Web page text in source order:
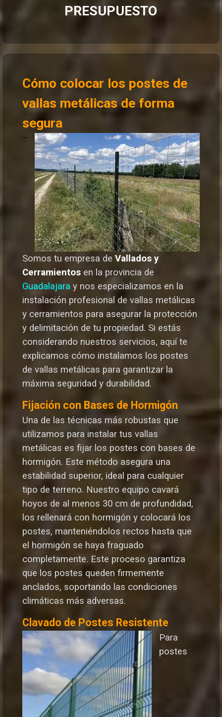
PRESUPUESTO
Cómo colocar los postes de
vallas metálicas de forma
segura
Somos tu empresa de Vallados y
Cerramientos en la provincia de
Guadalajara y nos especializamos en la
instalación profesional de vallas metálicas
y cerramientos para asegurar la protección
y delimitación de tu propiedad. Si estás
considerando nuestros servicios, aquí te
explicamos cómo instalamos los postes
de vallas metálicas para garantizar la
máxima seguridad y durabilidad.
Fijación con Bases de Hormigón
Una de las técnicas más robustas que
utilizamos para instalar tus vallas
metálicas es fijar los postes con bases de
hormigón. Este método asegura una
estabilidad superior, ideal para cualquier
tipo de terreno. Nuestro equipo cavará
hoyos de al menos 30 cm de profundidad,
los rellenará con hormigón y colocará los
postes, manteniéndolos rectos hasta que
el hormigón se haya fraguado
completamente. Este proceso garantiza
que los postes queden firmemente
anclados, soportando las condiciones
climáticas más adversas.
Clavado de Postes Resistente
Para
postes